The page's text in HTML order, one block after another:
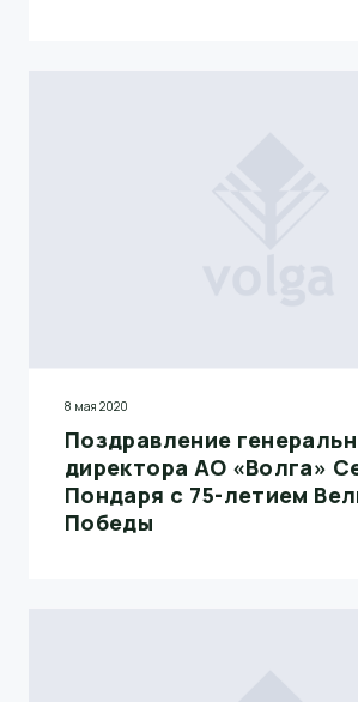
8 мая 2020
Поздравление
директора АО «Волга»
Пондаря с 75-летием
Победы